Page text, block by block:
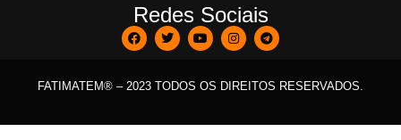
Redes Sociais
FATIMATEM® – 2023 TODOS OS DIREITOS RESERVADOS.